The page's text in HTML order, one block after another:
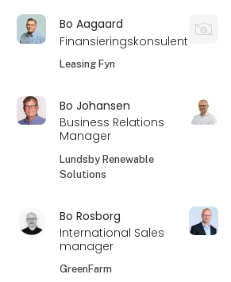
Bo Aagaard
Finansieringskonsulent
Leasing Fyn
Bo Johansen
Business Relations
Manager
Lundsby Renewable
Solutions
Bo Rosborg
International Sales
manager
GreenFarm